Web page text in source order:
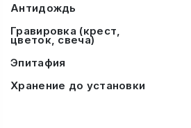
Антидождь
Гравировка (крест,
цветок, свеча)
Эпитафия
Хранение до установки